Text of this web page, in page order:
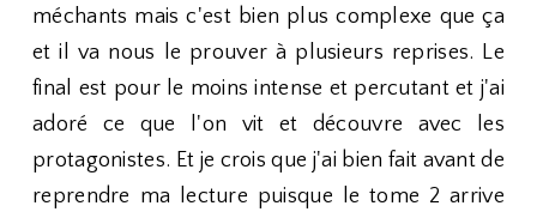
méchants mais c'est bien plus complexe que ça
et il va nous le prouver à plusieurs reprises. Le
final est pour le moins intense et percutant et j'ai
adoré ce que l'on vit et découvre avec les
protagonistes. Et je crois que j'ai bien fait avant de
reprendre ma lecture puisque le tome 2 arrive